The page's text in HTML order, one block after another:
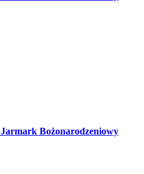
Jarmark Bożonarodzeniowy